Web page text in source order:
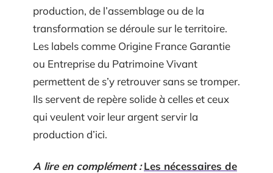
production, de l’assemblage ou de la
transformation se déroule sur le territoire.
Les labels comme Origine France Garantie
ou Entreprise du Patrimoine Vivant
permettent de s’y retrouver sans se tromper.
Ils servent de repère solide à celles et ceux
qui veulent voir leur argent servir la
production d’ici.
A lire en complément : Les nécessaires de